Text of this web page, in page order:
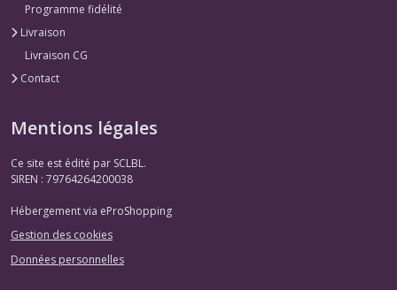
Programme fidélité
Livraison
Livraison CG
Contact
Mentions légales
Ce site est édité par SCLBL.
SIREN : 79764264200038
Hébergement via eProShopping
Gestion des cookies
Données personnelles